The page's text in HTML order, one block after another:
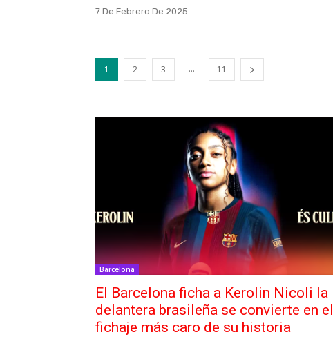
7 De Febrero De 2025
1 2 3 ... 11
Barcelona
El Barcelona ficha a Kerolin Nicoli la
delantera brasileña se convierte en el
fichaje más caro de su historia